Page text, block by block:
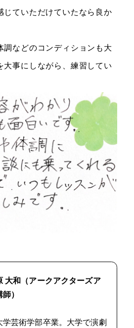
011-600-6789
じていただけていたなら良か
調などのコンディションも大
大事にしながら、練習してい
大和（アークアクターズア
）
芸術学部卒業。大学で演劇